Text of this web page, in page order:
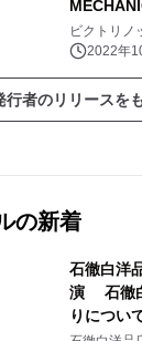
MECHANICAL JAPAN
11月4日
ビクトリノ
2022年
行者のリリースを
の新着
石徹白洋
演 石徹
りについ